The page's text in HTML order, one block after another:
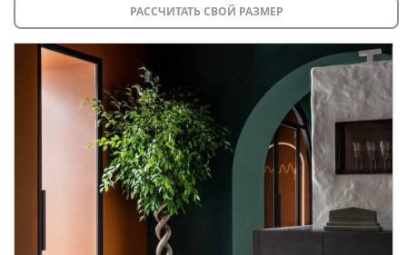
• Доставка по Москве и Московской области
рассчитывается индивидуально в зависимости от
удаленности объекта.
• В регионы отправка осуществляется через транспортные
компании, стоимость зависит от расстояния и объема
Оставьте заявку прямо сейчас
, чтобы наш менеджер
связался с вами, рассчитал стоимость доставки и
монтажа, а также ответил на все ваши вопросы!
РАССЧИТАТЬ СВОЙ РАЗМЕР